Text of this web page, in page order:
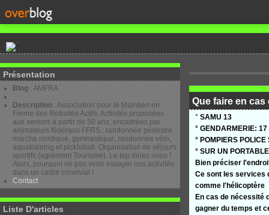
Présentation
Blog : AMFRA
Description : Association pour le Maintien en
Forme des Retraités Actifs. Activités proposées
aux seniors à partir de 50 ans, encadrées par
animateurs fédéraux FFRS : randonnée pédestre,
marche nordique, gymnastique, randonnée vélo,
aquatraining et pickleball. Organisation de séjours
sportifs (agrément Tourisme). Le top diriez-vous !
Alors, pourquoi ne pas venir essayer nos activités
dans un cadre convivial !
Contact
Liste D'articles
Que faire en
° SAMU 13
° GENDARMERIE: 17
° POMPIERS
° SUR UN
Bien préciser
Ce sont les services
comme l'hélicoptère
En cas de nécessité
gagner du temps et